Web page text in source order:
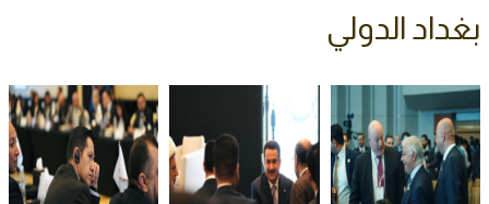
بغداد الدولي